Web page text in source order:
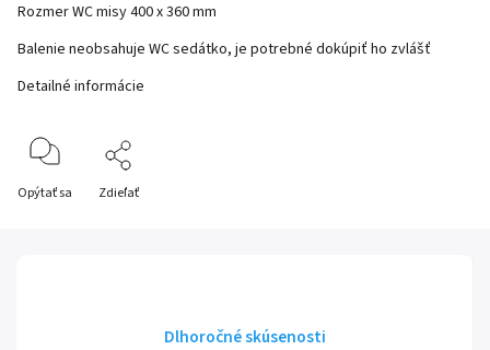
Rozmer WC misy 400 x 360 mm
Balenie neobsahuje WC sedátko, je potrebné dokúpiť ho zvlášť
Detailné informácie
Opýtať sa Zdieľať
Dlhoročné skúsenosti